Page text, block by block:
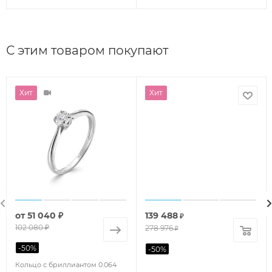
С этим товаром покупают
Хит
Кольцо с бриллиантом 0.064
от51 040 ₽
102 080 ₽
-50%
Хит
139 488 ₽
278 976₽
-50%